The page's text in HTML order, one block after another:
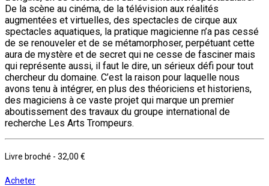
De la scène au cinéma, de la télévision aux réalités
augmentées et virtuelles, des spectacles de cirque aux
spectacles aquatiques, la pratique magicienne n’a pas cessé
de se renouveler et de se métamorphoser, perpétuant cette
aura de mystère et de secret qui ne cesse de fasciner mais
qui représente aussi, il faut le dire, un sérieux défi pour tout
chercheur du domaine. C’est la raison pour laquelle nous
avons tenu à intégrer, en plus des théoriciens et historiens,
des magiciens à ce vaste projet qui marque un premier
aboutissement des travaux du groupe international de
recherche Les Arts Trompeurs.
Livre broché - 32,00 €
Acheter